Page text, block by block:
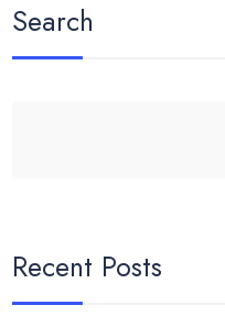
Search
Recent Posts